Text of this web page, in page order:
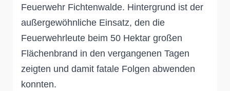
Feuerwehr Fichtenwalde. Hintergrund ist der
außergewöhnliche Einsatz, den die
Feuerwehrleute beim 50 Hektar großen
Flächenbrand in den vergangenen Tagen
zeigten und damit fatale Folgen abwenden
konnten.